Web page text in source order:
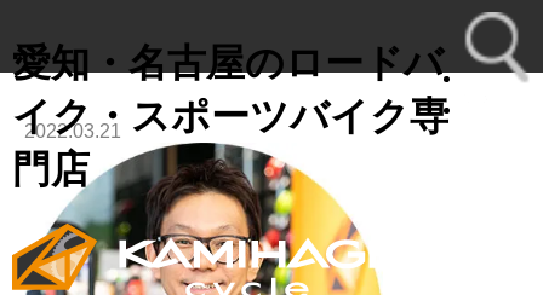
愛知・名古屋のロードバ
イク・スポーツバイク専
門店
2022.03.21